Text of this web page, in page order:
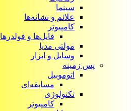
سینما
علائم و نشانه‌ها
کامپیوتر
فایل‌ها و فولدرها
مولتی مدیا
وسایل و ابزار
پس زمینه
اتوموبیل
مسابقه‌ای
تکنولوژی
کامپیوتر